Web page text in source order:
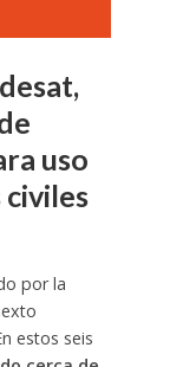
uso
por la
estos seis